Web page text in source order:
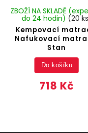
Kempovací
Nafukovací
Stan
ZBOŽÍ NA SKLADĚ
do 24 hodin) (20
718 Kč
Do košíku